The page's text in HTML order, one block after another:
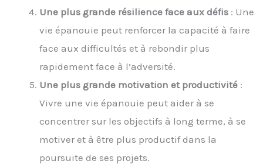
Une plus grande résilience face aux défis : Une
vie épanouie peut renforcer la capacité à faire
face aux difficultés et à rebondir plus
rapidement face à l’adversité.
Une plus grande motivation et productivité :
Vivre une vie épanouie peut aider à se
concentrer sur les objectifs à long terme, à se
motiver et à être plus productif dans la
poursuite de ses projets.